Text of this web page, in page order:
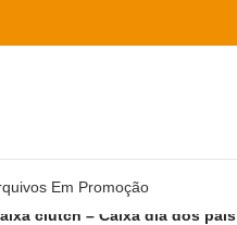
Em Promoção
clutch – Caixa dia dos pais